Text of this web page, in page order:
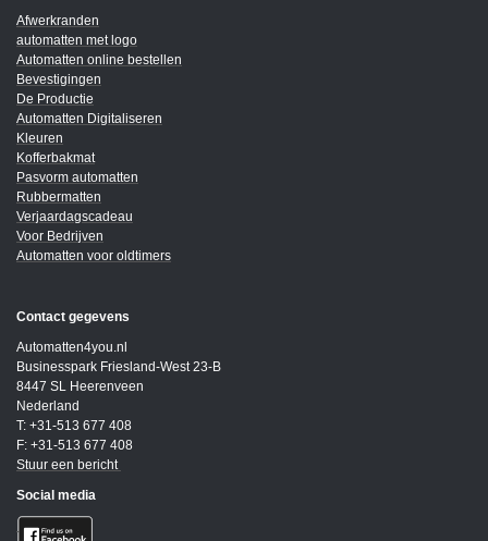
Afwerkranden
automatten met logo
Automatten online bestellen
Bevestigingen
De Productie
Automatten Digitaliseren
Kleuren
Kofferbakmat
Pasvorm automatten
Rubbermatten
Verjaardagscadeau
Voor Bedrijven
Automatten voor oldtimers
Contact gegevens
Automatten4you.nl
Businesspark Friesland-West 23-B
8447 SL Heerenveen
Nederland
T: +31-513 677 408
F: +31-513 677 408
Stuur een bericht
Social media